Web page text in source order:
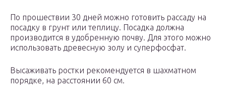
По прошествии 30 дней можно готовить рассаду на
посадку в грунт или теплицу. Посадка должна
производится в удобренную почву. Для этого можно
использовать древесную золу и суперфосфат.
Высаживать ростки рекомендуется в шахматном
порядке, на расстоянии 60 см.